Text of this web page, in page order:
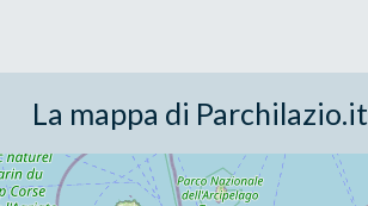
La mappa di Parchilazio.it